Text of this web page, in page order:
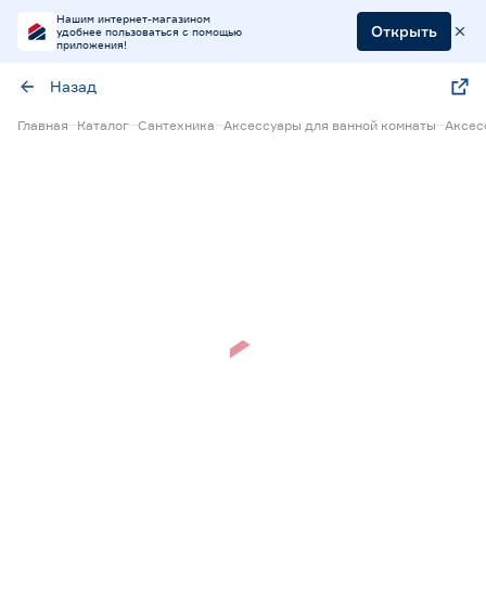
Нашим интернет-магазином
удобнее пользоваться с помощью
приложения!
Открыть
Назад
Главная Каталог Сантехника Аксессуары для ванной комнаты